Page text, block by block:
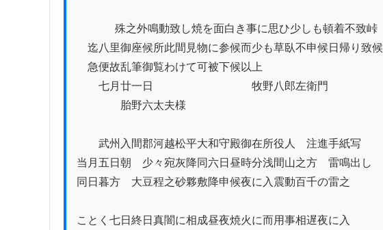
迄八里御座候所此間見物に参候而少も草臥不申候日帰り致候
急便故乱筆御覧わけて可被下候以上
七月廿一日　　　　　　　　　牧野八郎左衛門
胎野六太夫様
武州入間郡河越松平大和守殿御在所役人ゟ注進手紙写
当月五日朝ゟ少々宛灰降同六日昼時分浅間山之方ゟ雷鳴出し
同日暮方ゟ大豆程之砂夥敷降申候夜に入震動百千の雷之
ことく七日終日真闇に相成昼夜焼火に而用事相遅夜に入